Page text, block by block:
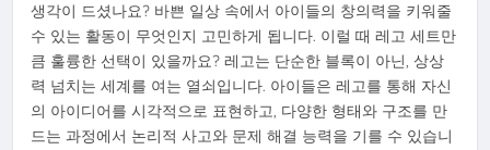
생각이 드셨나요? 바쁜 일상 속에서 아이들의 창의력을 키워줄
수 있는 활동이 무엇인지 고민하게 됩니다. 이럴 때 레고 세트만
큼 훌륭한 선택이 있을까요? 레고는 단순한 블록이 아닌, 상상
력 넘치는 세계를 여는 열쇠입니다. 아이들은 레고를 통해 자신
의 아이디어를 시각적으로 표현하고, 다양한 형태와 구조를 만
드는 과정에서 논리적 사고와 문제 해결 능력을 기를 수 있습니